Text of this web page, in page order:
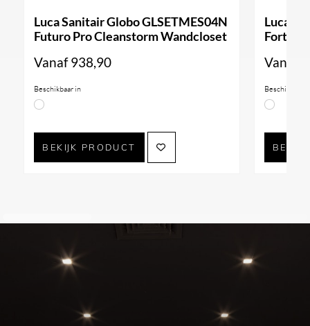
Luca Sanitair Globo GLSETMES04N
Futuro Pro Cleanstorm Wandcloset
Vanaf938,90
Beschikbaar in
BEKIJK PRODUCT
Luca
Forty3
Vanaf
Beschikbaar